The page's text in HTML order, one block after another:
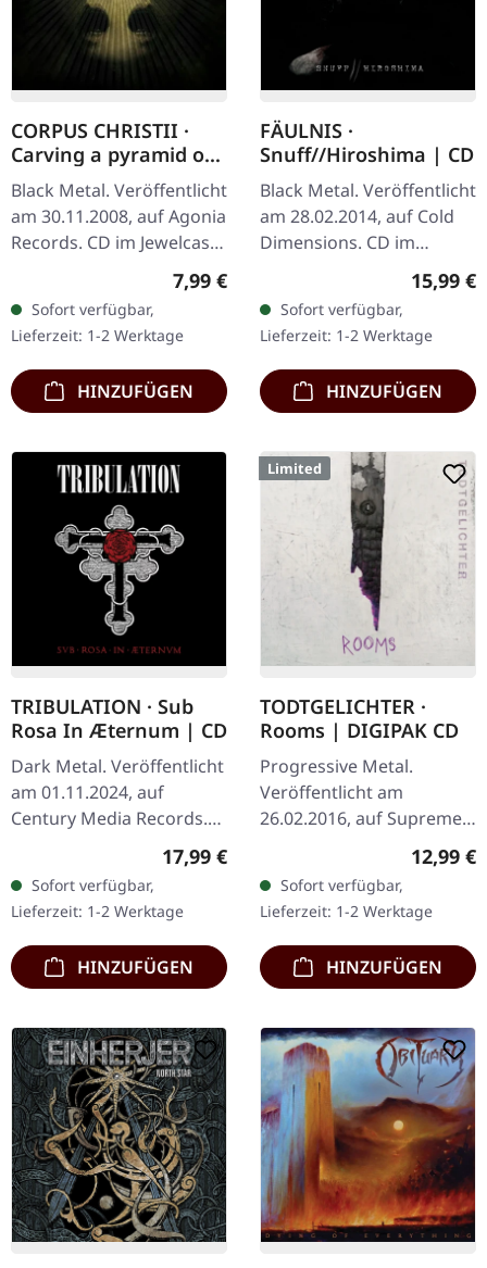
CORPUS CHRISTII ·
Carving a pyramid of
thoughts | CD
Black Metal. Veröffentlicht
am 30.11.2008, auf Agonia
Records. CD im Jewelcase.
Die portugiesische Black
Metal-Formation Corpus
Christii liefert mit…
Regulärer Preis:
7,99 €
Sofort verfügbar,
Lieferzeit: 1-2 Werktage
HINZUFÜGEN
FÄULNIS ·
Snuff//Hiroshima | CD
Black Metal. Veröffentlicht
am 28.02.2014, auf Cold
Dimensions. CD im
"Snuff//Hiroshima" ist
eine eindringliche
Erkundung der
emotionalen…
15,99 €
Sofort verfügbar,
Lieferzeit: 1-2 Werktage
HINZUFÜGEN
TRIBULATION · Sub
Rosa In Æternum | CD
Dark Metal. Veröffentlicht
am 01.11.2024, auf
Century Media Records.
Jewelcase CD. JewelcaseRegulärer Preis:
17,99 €
Sofort verfügbar,
Lieferzeit: 1-2 Werktage
HINZUFÜGEN
Limited
TODTGELICHTER ·
Rooms | DIGIPAK CD
Progressive Metal.
Veröffentlicht am
26.02.2016, auf Supreme
Chaos Records. Limitierte
Hinreißender Avantgarde
Black Metal mit…
12,99 €
Sofort verfügbar,
Lieferzeit: 1-2 Werktage
HINZUFÜGEN